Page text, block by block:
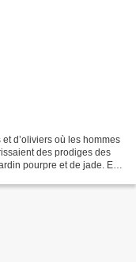
d’oliviers où les hommes
des prodiges des
pourpre et de jade. Et